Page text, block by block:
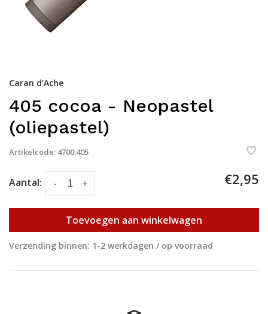
Caran d'Ache
405 cocoa - Neopastel
(oliepastel)
Artikelcode: 4700.405
Aantal: +
- €2,95
Toevoegen aan winkelwagen
Verzending binnen: 1-2 werkdagen / op voorraad